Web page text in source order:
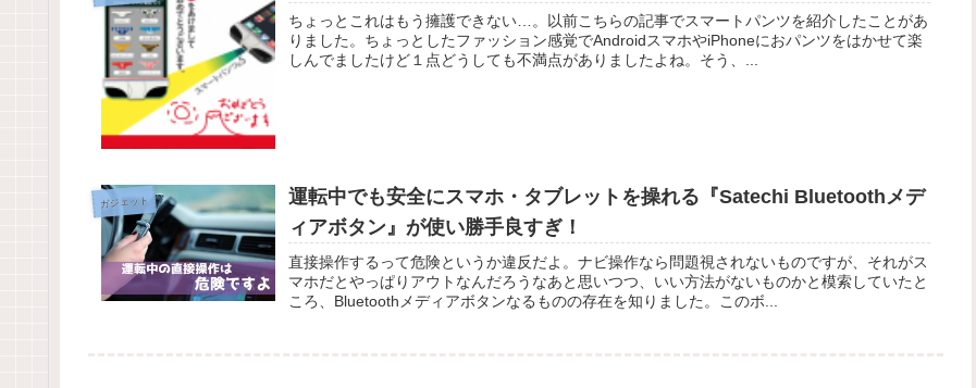
ちょっとこれはもう擁護できない…。以前こちらの記事でスマートパンツを紹介したことがあ
りました。ちょっとしたファッション感覚でAndroidスマホやiPhoneにおパンツをはかせて楽
しんでましたけど１点どうしても不満点がありましたよね。そう、...
ガジェット
運転中でも安全にスマホ・タブレットを操れる『Satechi Bluetoothメデ
ィアボタン』が使い勝手良すぎ！
直接操作するって危険というか違反だよ。ナビ操作なら問題視されないものですが、それがス
マホだとやっぱりアウトなんだろうなあと思いつつ、いい方法がないものかと模索していたと
ころ、Bluetoothメディアボタンなるものの存在を知りました。このボ...